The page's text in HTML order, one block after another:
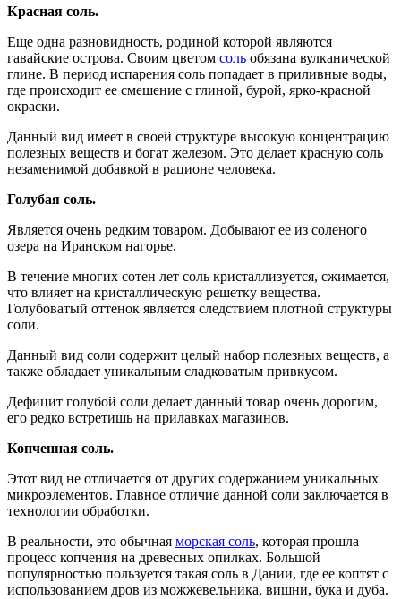
Красная соль.
Еще одна разновидность, родиной которой являются
гавайские острова. Своим цветом соль обязана вулканической
глине. В период испарения соль попадает в приливные воды,
где происходит ее смешение с глиной, бурой, ярко-красной
окраски.
Данный вид имеет в своей структуре высокую концентрацию
полезных веществ и богат железом. Это делает красную соль
незаменимой добавкой в рационе человека.
Голубая соль.
Является очень редким товаром. Добывают ее из соленого
озера на Иранском нагорье.
В течение многих сотен лет соль кристаллизуется, сжимается,
что влияет на кристаллическую решетку вещества.
Голубоватый оттенок является следствием плотной структуры
соли.
Данный вид соли содержит целый набор полезных веществ, а
также обладает уникальным сладковатым привкусом.
Дефицит голубой соли делает данный товар очень дорогим,
его редко встретишь на прилавках магазинов.
Копченная соль.
Этот вид не отличается от других содержанием уникальных
микроэлементов. Главное отличие данной соли заключается в
технологии обработки.
В реальности, это обычная морская соль, которая прошла
процесс копчения на древесных опилках. Большой
популярностью пользуется такая соль в Дании, где ее коптят с
использованием дров из можжевельника, вишни, бука и дуба.